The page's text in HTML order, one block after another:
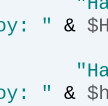
"
&
"
&